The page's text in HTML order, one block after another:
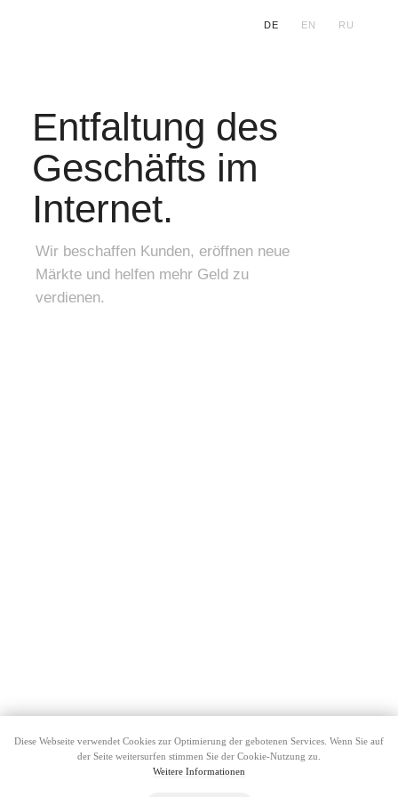
DE EN RU
Entfaltung des
Geschäfts im
Internet.
Wir beschaffen Kunden, eröffnen neue
Märkte und helfen mehr Geld zu
verdienen.
Kontaktieren Sie uns
Diese Webseite verwendet Cookies zur Optimierung der gebotenen Services. Wenn Sie auf
der Seite weitersurfen stimmen Sie der Cookie-Nutzung zu.
Weitere Informationen